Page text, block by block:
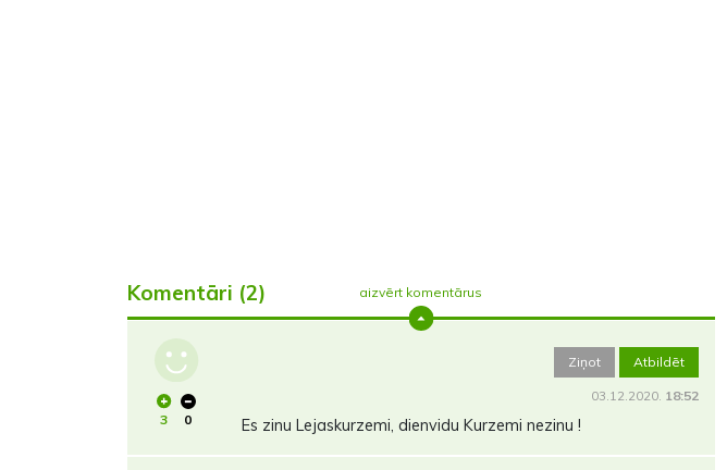
Komentāri (2) aizvērt komentārus
3 0
Ziņot Atbildēt
03.12.2020. 18:52
Es zinu Lejaskurzemi, dienvidu Kurzemi nezinu !